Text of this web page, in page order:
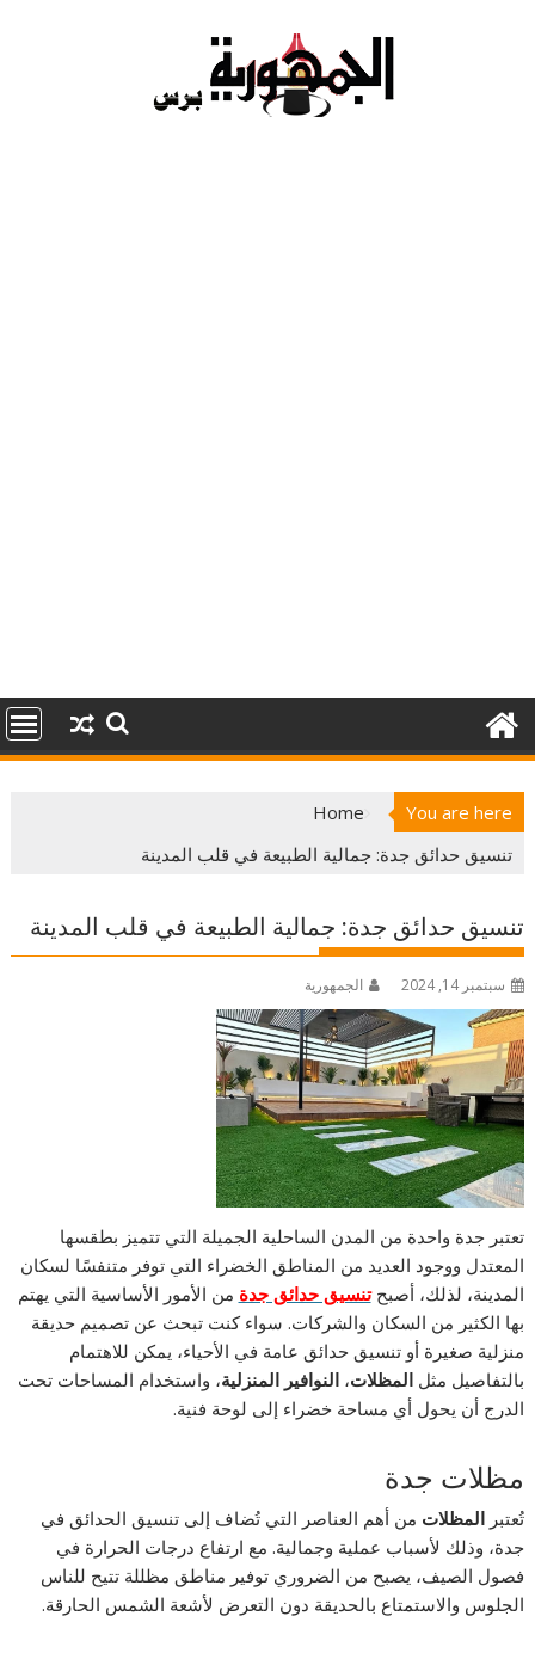
You are here
Home
تنسيق حدائق جدة: جمالية الطبيعة في قلب المدينة
تنسيق حدائق جدة: جمالية الطبيعة في قلب المدينة
سبتمبر 14, 2024 الجمهورية
تعتبر جدة واحدة من المدن الساحلية الجميلة التي تتميز بطقسها
المعتدل ووجود العديد من المناطق الخضراء التي توفر متنفسًا لسكان
المدينة، لذلك، أصبحتنسيق حدائق جدة من الأمور الأساسية التي يهتم
بها الكثير من السكان والشركات. سواء كنت تبحث عن تصميم حديقة
منزلية صغيرة أو تنسيق حدائق عامة في الأحياء، يمكن للاهتمام
بالتفاصيل مثلالمظلات،النوافير المنزلية، واستخدام المساحات تحت
الدرج أن يحول أي مساحة خضراء إلى لوحة فنية.
مظلات جدة
تُعتبرالمظلات من أهم العناصر التي تُضاف إلى تنسيق الحدائق في
جدة، وذلك لأسباب عملية وجمالية. مع ارتفاع درجات الحرارة في
فصول الصيف، يصبح من الضروري توفير مناطق مظللة تتيح للناس
الجلوس والاستمتاع بالحديقة دون التعرض لأشعة الشمس الحارقة.